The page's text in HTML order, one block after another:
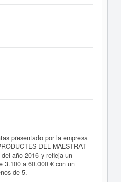
presentado por la empresa
DEL MAESTRAT
año 2016 y refleja un
3.100 a 60.000 € con un
de 5.